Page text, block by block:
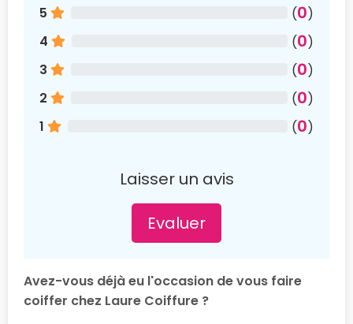
5 (0)
4
(0)
3
(0)
2
(0)
1
(0)
Laisser un avis
Evaluer
Avez-vous déjà eu l'occasion de vous faire
coiffer chez Laure Coiffure ?